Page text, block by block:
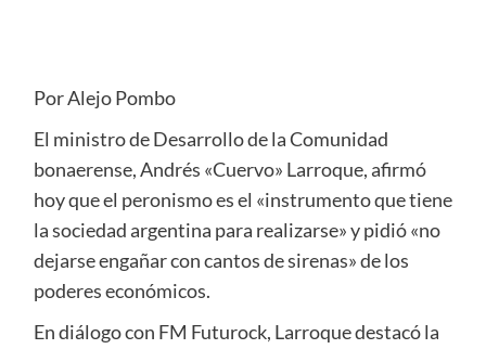
Por Alejo Pombo
El ministro de Desarrollo de la Comunidad
bonaerense, Andrés «Cuervo» Larroque, afirmó
hoy que el peronismo es el «instrumento que tiene
la sociedad argentina para realizarse» y pidió «no
dejarse engañar con cantos de sirenas» de los
poderes económicos.
En diálogo con FM Futurock, Larroque destacó la